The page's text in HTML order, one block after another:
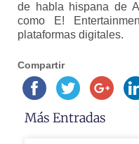
de habla hispana de
como E!
plataformas digitales.
Compartir
Más Entradas